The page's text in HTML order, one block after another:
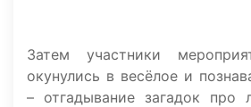
Затем участники
окунулись в весёлое и
– отгадывание загадок про